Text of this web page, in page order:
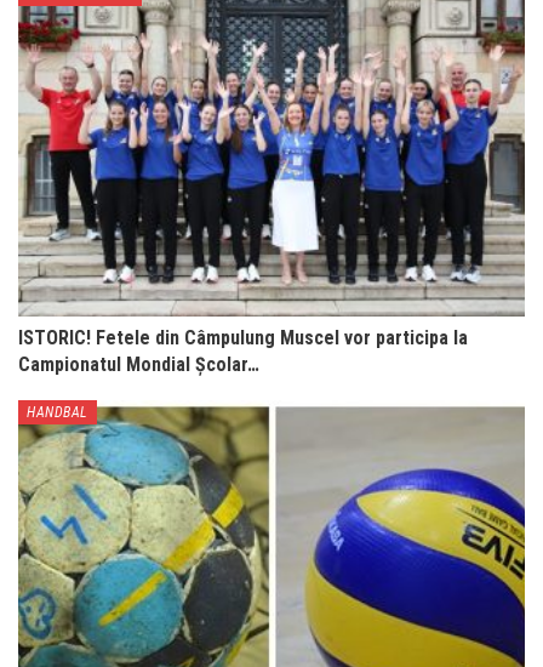
ISTORIC! Fetele din Câmpulung Muscel vor participa la
Campionatul Mondial Școlar…
HANDBAL